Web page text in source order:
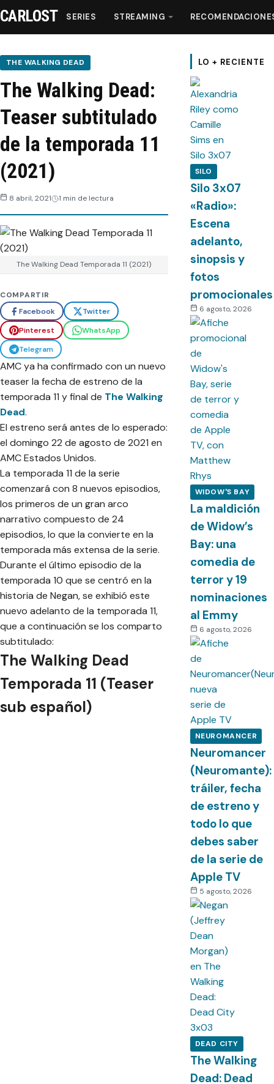
Series
Streaming
Recomendaciones
Webisodios
CARLOST SERIES STREAMING
THE WALKING DEAD
The Walking Dead:
Teaser subtitulado
de la temporada 11
(2021)
8 abril, 2021 1 min de lectura
The Walking Dead Temporada 11 (2021)
COMPARTIR
Facebook
Twitter
Pinterest
WhatsApp
Telegram
AMC ya ha confirmado con un nuevo
teaser la fecha de estreno de la
temporada 11 y final de The Walking
Dead.
El estreno será antes de lo esperado:
el domingo 22 de agosto de 2021 en
AMC Estados Unidos.
La temporada 11 de la serie
comenzará con 8 nuevos episodios,
los primeros de un gran arco
narrativo compuesto de 24
episodios, lo que la convierte en la
temporada más extensa de la serie.
Durante el último episodio de la
temporada 10 que se centró en la
historia de Negan, se exhibió este
nuevo adelanto de la temporada 11,
que a continuación se los comparto
subtitulado:
The Walking Dead
Temporada 11 (Teaser
sub español)
LO + RECIENTE
SILO
Silo 3x07
«Radio»:
Escena
adelanto,
sinopsis y
fotos
promocionales
6 agosto, 2026
WIDOW'S BAY
La maldición
de Widow’s
Bay: una
comedia de
terror y 19
nominaciones
al Emmy
6 agosto, 2026
NEUROMANCER
Neuromancer
(Neuromante):
tráiler, fecha
de estreno y
todo lo que
debes saber
de la serie de
Apple TV
5 agosto, 2026
DEAD CITY
The Walking
Dead: Dead